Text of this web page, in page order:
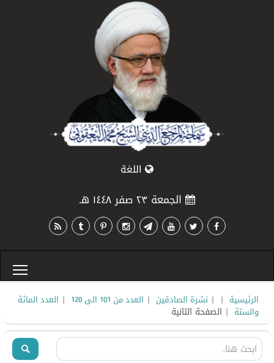
اللغة
الجمعة ٢٣ صفر ١٤٤٨ هـ
الرئيسية |
| نشرة الصادقين | العدد من 101 الى 120 | العدد المائة
والستة | الصفحة الثانية